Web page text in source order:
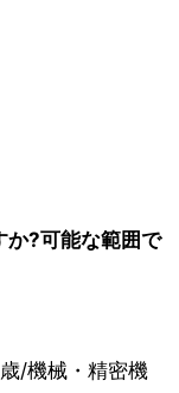
か?可能な範囲で
/機械・精密機